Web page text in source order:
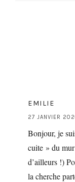
EMILIE
27 JANVIER
Bonjour, je
cuite » du
d’ailleurs !)
la cherche